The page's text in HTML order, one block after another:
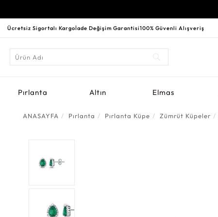
Ücretsiz Sigortalı Kargoİade Değişim Garantisi100% Güvenli Alışveriş
Pırlanta Altın Elmas
ANASAYFA Pırlanta Pırlanta Küpe Zümrüt Küpeler